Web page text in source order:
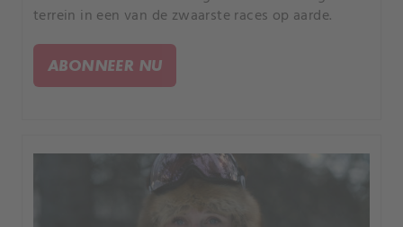
terrein in een van de zwaarste races op aarde.
ABONNEER NU